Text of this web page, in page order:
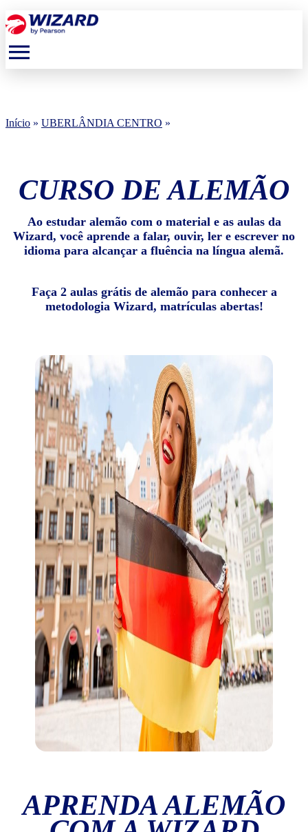
menu
Início » UBERLÂNDIA CENTRO »
CURSO DE ALEMÃO
Ao estudar alemão com o material e as aulas da
Wizard, você aprende a falar, ouvir, ler e escrever no
idioma para alcançar a fluência na língua alemã.
Faça 2 aulas grátis de alemão para conhecer a
metodologia Wizard, matrículas abertas!
APRENDA ALEMÃO